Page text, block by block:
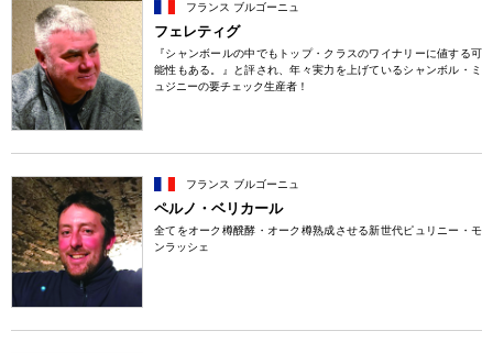
フランス ブルゴーニュ
フェレティグ
『シャンボールの中でもトップ・クラスのワイナリーに値する可
能性もある。』と評され、年々実力を上げているシャンボル・ミ
ュジニーの要チェック生産者！
フランス ブルゴーニュ
ペルノ・ベリカール
全てをオーク樽醗酵・オーク樽熟成させる新世代ピュリニー・モ
ンラッシェ